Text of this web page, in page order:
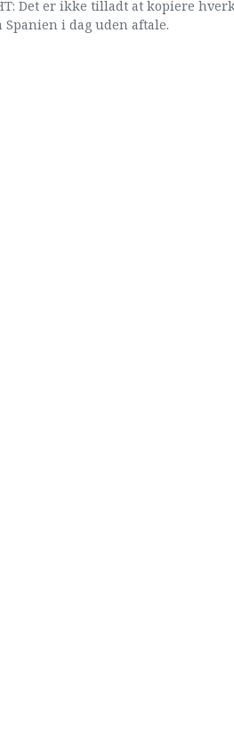
Det er ikke tilladt at kopiere
i dag uden aftale.